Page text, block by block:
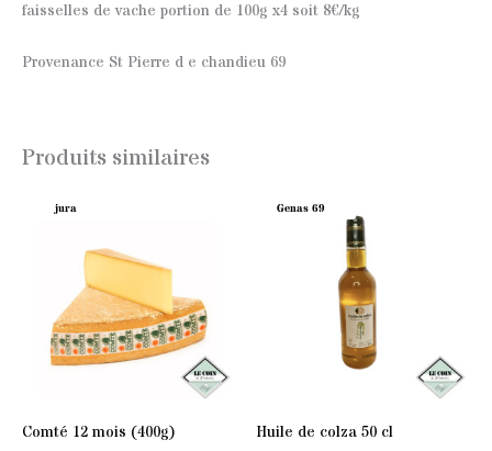
faisselles de vache portion de 100g x4 soit 8€/kg
Provenance St Pierre d e chandieu 69
Produits similaires
jura
Comté 12 mois (400g)
Genas 69
Huile de colza 50 cl